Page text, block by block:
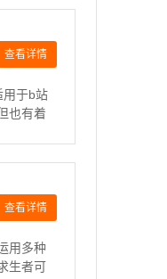
查看详情
用于b站
也有着
查看详情
用多种
生者可